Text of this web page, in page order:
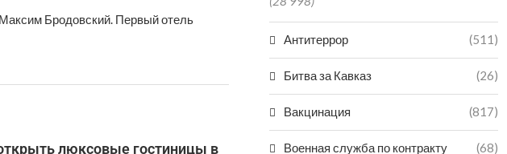
Бродовский. Первый отель
люксовые гостиницы в
Антитеррор (511)
Битва за Кавказ (26)
Вакцинация (817)
Военная служба по контракту (68)